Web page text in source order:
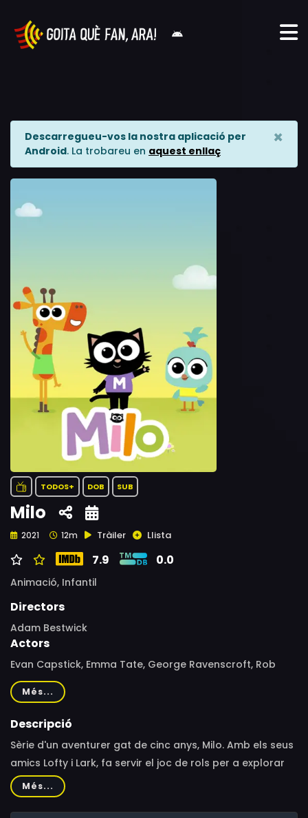
Descarregueu-vos la nostra aplicació per
Android. La trobareu en aquest enllaç
×
TODOS+ DOB SUB
Milo
2021 12m Tràiler Llista
7.9 0.0
Animació, Infantil
Directors
Adam Bestwick
Actors
Evan Capstick, Emma Tate, George Ravenscroft, Rob
Rackstraw, Eleanor Stollery, Collin McFarlane, Colin
McFarlane
Més...
Descripció
Sèrie d'un aventurer gat de cinc anys, Milo. Amb els seus
amics Lofty i Lark, fa servir el joc de rols per a explorar
l'ampli món dels treballs i les vocacions.
Més...